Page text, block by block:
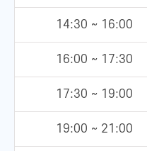
14:30 ~ 16:00
16:00 ~ 17:30
17:30 ~ 19:00
19:00 ~ 21:00